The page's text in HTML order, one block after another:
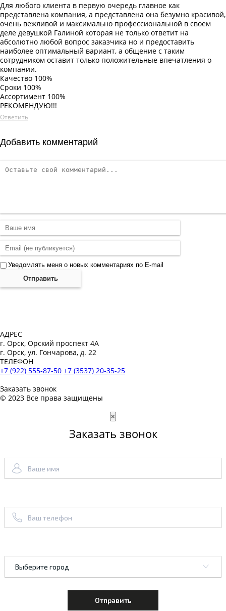
Для любого клиента в первую очередь главное как
представлена компания, а представлена она безумно красивой,
очень вежливой и максимально профессиональной в своем
деле девушкой Галиной которая не только ответит на
абсолютно любой вопрос заказчика но и предоставить
наиболее оптимальный вариант, а общение с таким
сотрудником оставит только положительные впечатления о
компании.
Качество 100%
Сроки 100%
Ассортимент 100%
РЕКОМЕНДУЮ!!!
Ответить
Добавить комментарий
Уведомлять меня о новых комментариях по E-mail
Отправить
АДРЕС
г. Орск, Орский проспект 4А
г. Орск, ул. Гончарова, д. 22
ТЕЛЕФОН
+7 (922) 555-87-50 +7 (3537) 20-35-25
Заказать звонок
© 2023 Все права защищены
×
Заказать звонок